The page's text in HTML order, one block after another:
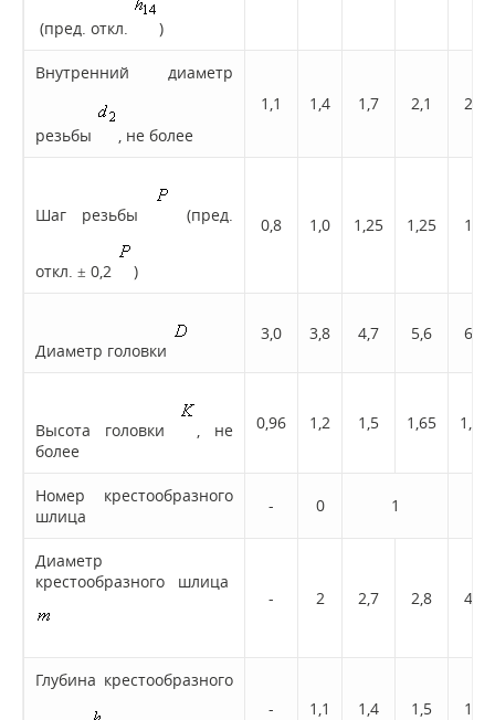
(пред. откл. )
Внутренний диаметр
резьбы , не более
1,1 1,4 1,7 2,1 2,4
Шаг резьбы (пред.
откл. ± 0,2 )
0,8 1,0 1,25 1,25 1,5
Диаметр головки
3,0 3,8 4,7 5,6 6,5
Высота головки
, не
более
0,96 1,2 1,5 1,65 1,93
Номер крестообразного
шлица
- 0 1
Диаметр
крестообразного шлица
- 2 2,7 2,8 4,0
Глубина крестообразного
- 1,1 1,4 1,5 1,7